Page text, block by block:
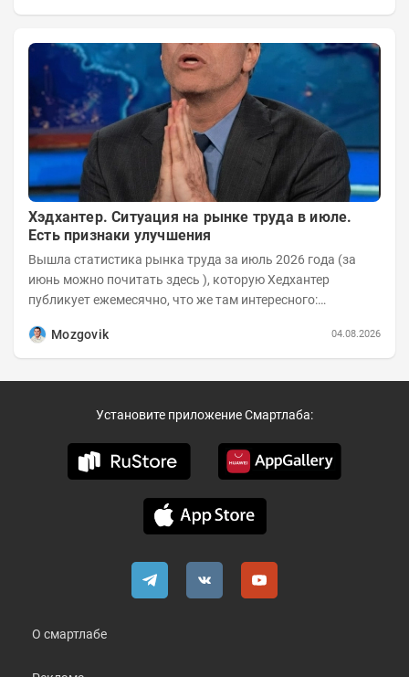
Хэдхантер. Ситуация на рынке труда в июле.
Есть признаки улучшения
Вышла статистика рынка труда за июль 2026 года (за
июнь можно почитать здесь ), которую Хедхантер
публикует ежемесячно, что же там интересного:
Mozgovik
04.08.2026
Установите приложение Смартлаба:
О смартлабе